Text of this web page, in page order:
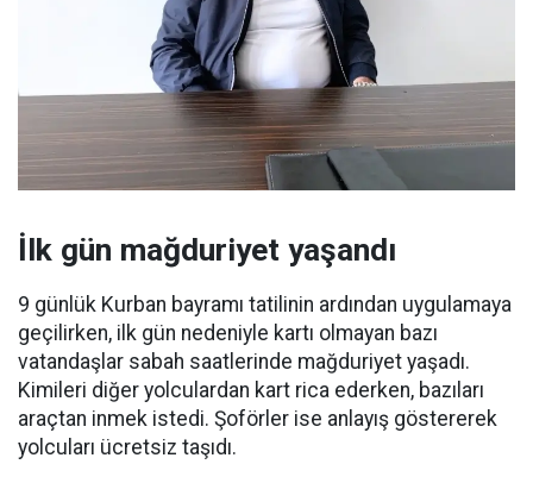
İlk gün mağduriyet yaşandı
9 günlük Kurban bayramı tatilinin ardından uygulamaya
geçilirken, ilk gün nedeniyle kartı olmayan bazı
vatandaşlar sabah saatlerinde mağduriyet yaşadı.
Kimileri diğer yolculardan kart rica ederken, bazıları
araçtan inmek istedi. Şoförler ise anlayış göstererek
yolcuları ücretsiz taşıdı.